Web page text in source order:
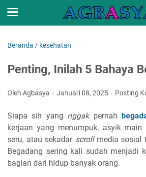
Beranda / kesehatan
Penting, Inilah 5 Bahaya
Oleh Agbasya Januari 08, 2025 Posting
Siapa sih yang nggakpernah
kerjaan yang menumpuk, asyik
seru, atau sekadar scrollmedia sosial
Begadang sering kali sudah menjadi
bagian dari hidup banyak orang.